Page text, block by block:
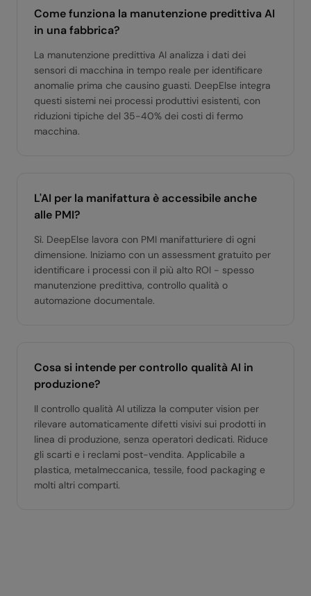
Come funziona la manutenzione predittiva AI
in una fabbrica?
La manutenzione predittiva AI analizza i dati dei
sensori di macchina in tempo reale per identificare
anomalie prima che causino guasti. DeepElse integra
questi sistemi nei processi produttivi esistenti, con
riduzioni tipiche del 35-40% dei costi di fermo
macchina.
L'AI per la manifattura è accessibile anche
alle PMI?
Sì. DeepElse lavora con PMI manifatturiere di ogni
dimensione. Iniziamo con un assessment gratuito per
identificare i processi con il più alto ROI - spesso
manutenzione predittiva, controllo qualità o
automazione documentale.
Cosa si intende per controllo qualità AI in
produzione?
Il controllo qualità AI utilizza la computer vision per
rilevare automaticamente difetti visivi sui prodotti in
linea di produzione, senza operatori dedicati. Riduce
gli scarti e i reclami post-vendita. Applicabile a
plastica, metalmeccanica, tessile, food packaging e
molti altri comparti.